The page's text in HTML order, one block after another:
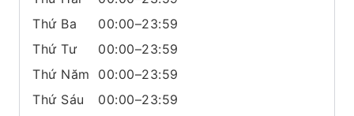
Thứ Ba
00:00–23:59
Thứ Tư
00:00–23:59
Thứ Năm
00:00–23:59
Thứ Sáu
00:00–23:59